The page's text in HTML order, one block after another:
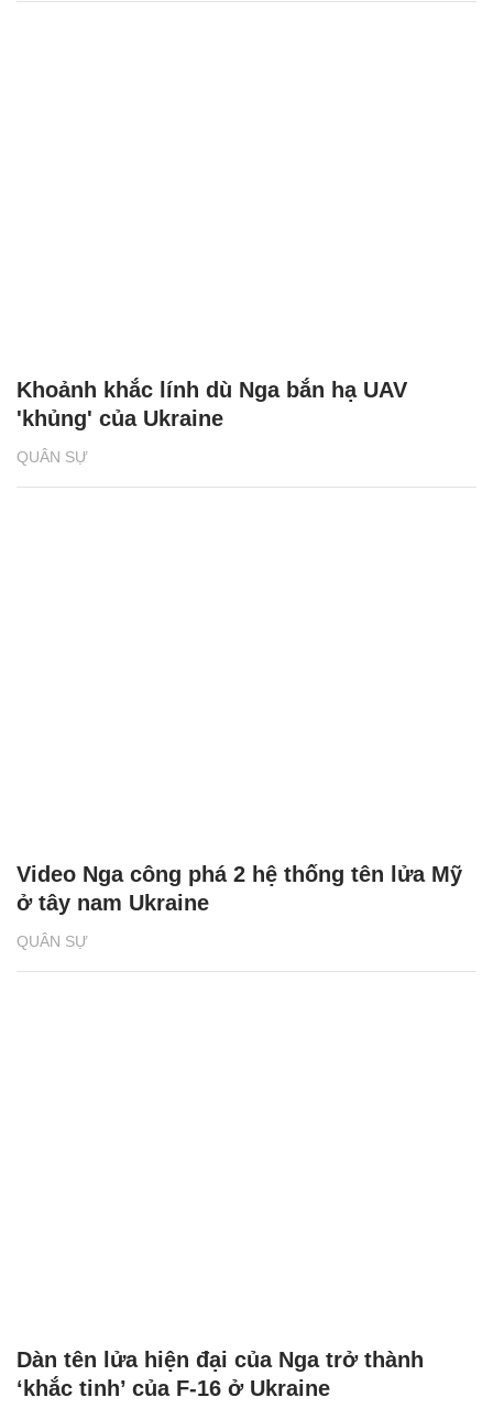
QUÂN SỰ
Khoảnh khắc lính dù Nga bắn hạ UAV
'khủng' của Ukraine
QUÂN SỰ
Video Nga công phá 2 hệ thống tên lửa Mỹ
ở tây nam Ukraine
Dàn tên lửa hiện đại của Nga trở thành
‘khắc tinh’ của F-16 ở Ukraine